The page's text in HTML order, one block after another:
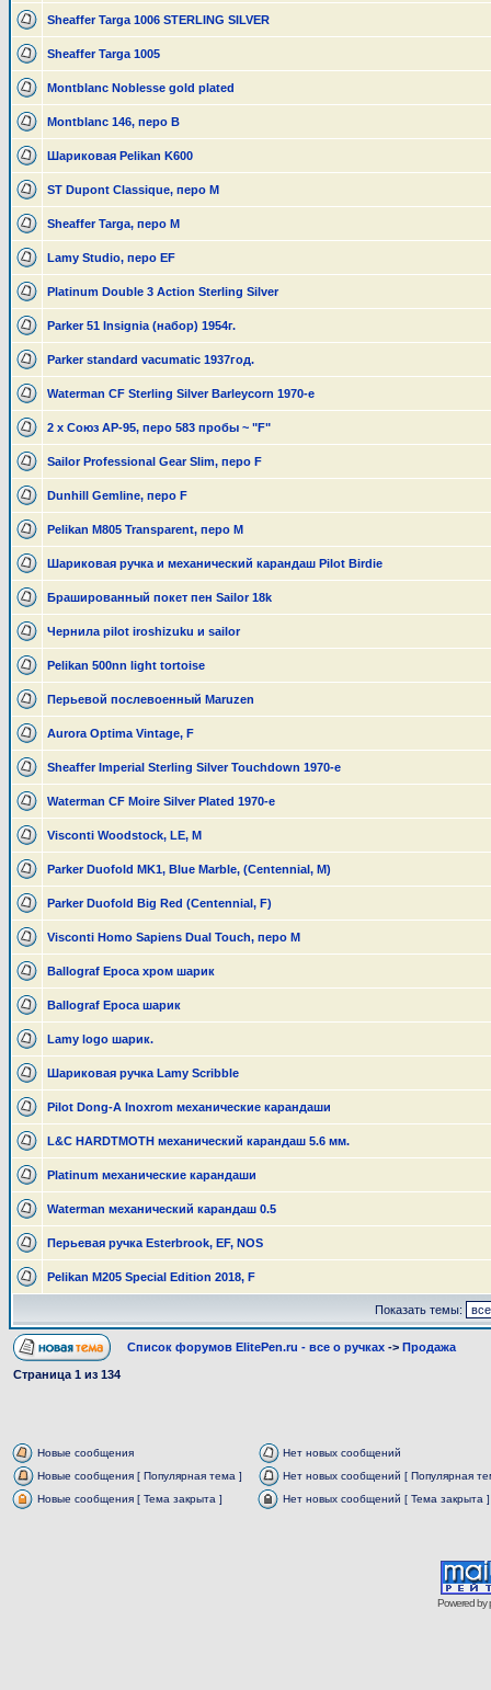
Sheaffer Targa 1006 STERLING SILVER
Sheaffer Targa 1005
Montblanc Noblesse gold plated
Montblanc 146, перо B
Шариковая Pelikan K600
ST Dupont Classique, перо М
Sheaffer Targa, перо M
Lamy Studio, перо EF
Platinum Double 3 Action Sterling Silver
Parker 51 Insignia (набор) 1954г.
Parker standard vacumatic 1937год.
Waterman CF Sterling Silver Barleycorn 1970-е
2 х Союз АР-95, перо 583 пробы ~ "F"
Sailor Professional Gear Slim, перо F
Dunhill Gemline, перо F
Pelikan M805 Transparent, перо М
Шариковая ручка и механический карандаш Pilot Birdie
Брашированный покет пен Sailor 18k
Чернила pilot iroshizuku и sailor
Pelikan 500nn light tortoise
Перьевой послевоенный Maruzen
Aurora Optima Vintage, F
Sheaffer Imperial Sterling Silver Touchdown 1970-е
Waterman CF Moire Silver Plated 1970-е
Visconti Woodstock, LE, M
Parker Duofold MK1, Blue Marble, (Centennial, M)
Parker Duofold Big Red (Centennial, F)
Visconti Homo Sapiens Dual Touch, перо М
Ballograf Epoca хром шарик
Ballograf Epoca шарик
Lamy logo шарик.
Шариковая ручка Lamy Scribble
Pilot Dong-A Inoxrom механические карандаши
L&C HARDTMOTH механический карандаш 5.6 мм.
Platinum механические карандаши
Waterman механический карандаш 0.5
Перьевая ручка Esterbrook, EF, NOS
Pelikan M205 Special Edition 2018, F
Показать темы:
Список форумов ElitePen.ru - все о ручках -> Продажа
Страница 1 из 134
Новые сообщения
Нет новых сообщений
Новые сообщения [ Популярная тема ]
Нет новых сообщений [ Популярная
Новые сообщения [ Тема закрыта ]
Нет новых сообщений [ Тема закрыта ]
Powered by